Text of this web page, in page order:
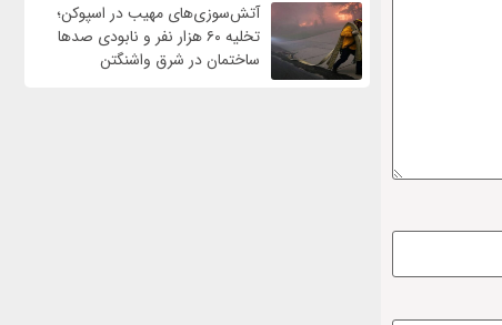
آتش‌سوزی‌های مهیب در اسپوکن؛
تخلیه ۶۰ هزار نفر و نابودی صدها
ساختمان در شرق واشنگتن